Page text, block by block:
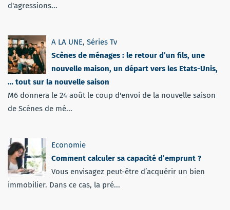
d'agressions...
A LA UNE, Séries Tv
Scènes de ménages : le retour d’un fils, une
nouvelle maison, un départ vers les Etats-Unis,
… tout sur la nouvelle saison
M6 donnera le 24 août le coup d'envoi de la nouvelle saison
de Scènes de mé...
Economie
Comment calculer sa capacité d’emprunt ?
Vous envisagez peut-être d’acquérir un bien
immobilier. Dans ce cas, la pré...